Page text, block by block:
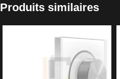
Produits similaires